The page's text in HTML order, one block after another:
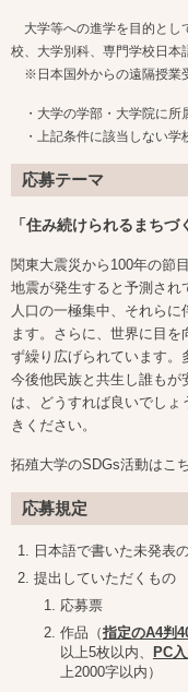
大学等への進学を目的とし
校、大学別科、専門学校日本
※日本国外からの遠隔授業
・大学の学部・ 大学院に所
・上記条件に該当しない学
応募テーマ
「住み続けられるまちづ
関東大震災から100年の節
地震が発生すると予測され
人口の一極集中、それら
ます。さらに、世界に目
ず繰り広げられています。
今後他民族と共生し誰もが
は、どうすれば良いでし
きください。
拓殖大学のSDGs活動はこ
応募規定
日本語で書いた未発表
提出していただくもの
応募票
作品（指定のA4判
以上5枚以内、 PC
上2000字以内）